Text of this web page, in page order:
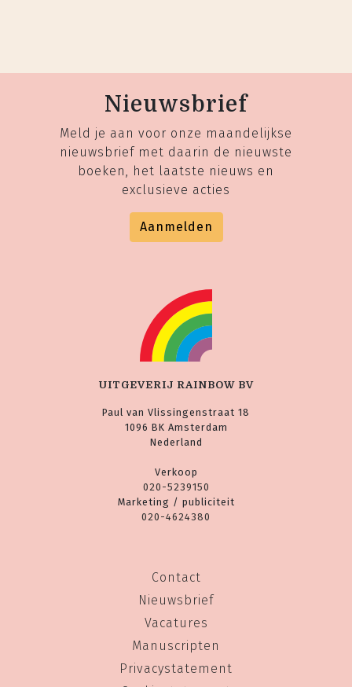
Nieuwsbrief
Meld je aan voor onze maandelijkse
nieuwsbrief met daarin de nieuwste
boeken, het laatste nieuws en
exclusieve acties
Aanmelden
UITGEVERIJ RAINBOW BV
Paul van Vlissingenstraat 18
1096 BK Amsterdam
Nederland
Verkoop
020-5239150
Marketing / publiciteit
020-4624380
Contact
Nieuwsbrief
Vacatures
Manuscripten
Privacystatement